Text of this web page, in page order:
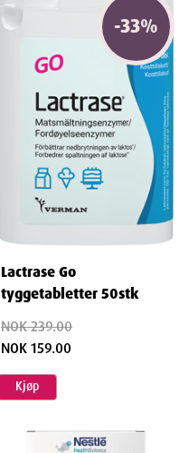
-33%
Lactrase Go
tyggetabletter 50stk
NOK 239.00
NOK 159.00
Kjøp